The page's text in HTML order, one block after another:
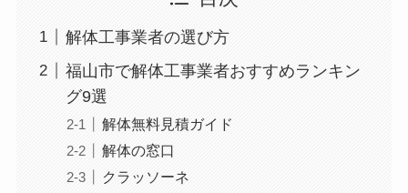
解体工事業者の選び方
福山市で解体工事業者おすすめランキン
グ9選
解体無料見積ガイド
解体の窓口
クラッソーネ